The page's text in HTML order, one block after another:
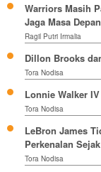
Warriors Masih
Jaga Masa
Ragil Putri Irmalia
Dillon Brooks
Tora Nodisa
Lonnie Walker
Tora Nodisa
LeBron James
Perkenalan
Tora Nodisa